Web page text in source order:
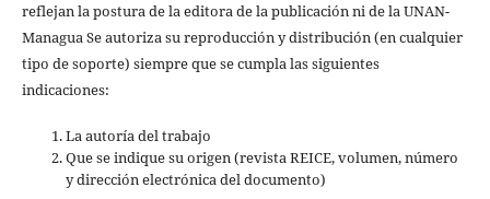
reflejan la postura de la editora de la publicación ni de la UNAN-
Managua Se autoriza su reproducción y distribución (en cualquier
tipo de soporte) siempre que se cumpla las siguientes
indicaciones:
La autoría del trabajo
Que se indique su origen (revista REICE, volumen, número
y dirección electrónica del documento)